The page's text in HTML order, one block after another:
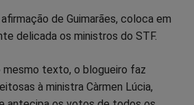
de Guimarães, coloca em
delicada os ministros do STF.
mesmo texto, o blogueiro faz
à ministra Càrmen Lúcia,